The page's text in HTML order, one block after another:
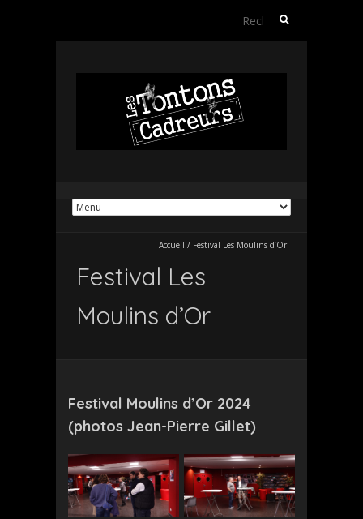
Rechercher :
Accueil / Festival Les Moulins d’Or
Festival Les
Moulins d’Or
Festival Moulins d’Or 2024
(photos Jean-Pierre Gillet)